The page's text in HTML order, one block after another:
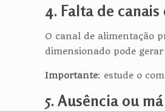
4. Falta de
O canal de alimentação
dimensionado pode
Importante: estude o
5. Ausência ou